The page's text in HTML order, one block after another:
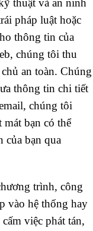
thuật và an ninh
pháp luật hoặc
thông tin của
chúng tôi thu
an toàn. Chúng
thông tin chi tiết
chúng tôi
bạn có thể
của bạn qua
trình, công
vào hệ thống hay
việc phát tán,